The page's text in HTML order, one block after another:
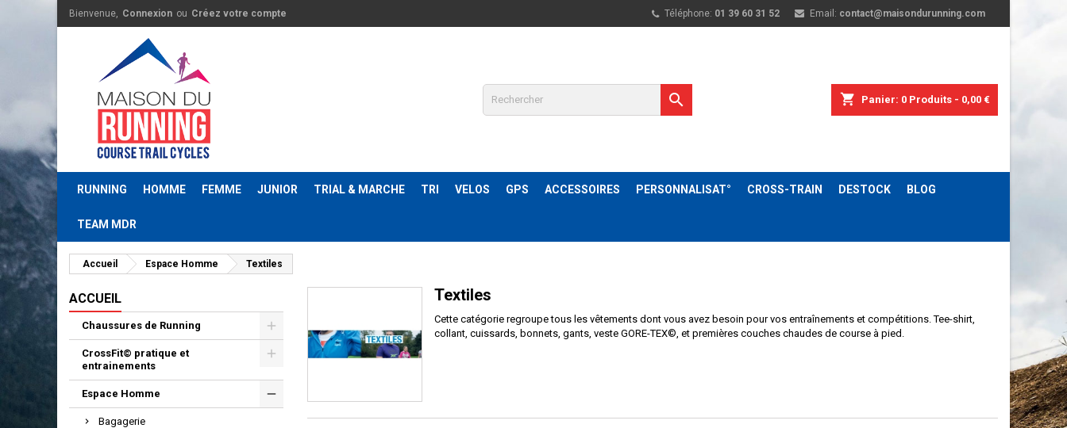
Téléphone: 01 39 60 31 52 Email: contact@maisondurunning.com
Bienvenue, Connexion ou Créez votre compte
 shopping_cart Panier: 0Produits - 0,00 €
RUNNING HOMME FEMME JUNIOR TRIAL & MARCHE TRI VELOS GPS ACCESSOIRES PERSONNALISAT° CROSS-TRAIN DESTOCK BLOG
TEAM MDR
Accueil Espace Homme Textiles
ACCUEIL
Chaussures de Running
CrossFit© pratique et
entrainements
Espace Homme
Bagagerie
Textiles
Cette catégorie regroupe tous les vêtements dont vous avez besoin pour vos entraînements et compétitions. Tee-shirt,
collant, cuissards, bonnets, gants, veste GORE-TEX©, et premières couches chaudes de course à pied.